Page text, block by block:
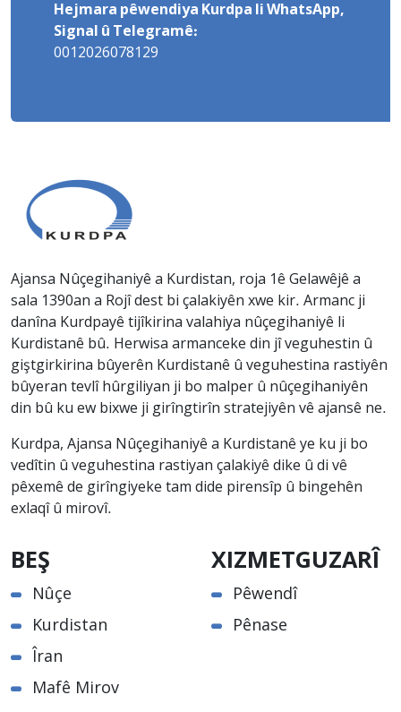
Hejmara pêwendiya Kurdpa li WhatsApp,
Signal û Telegramê:
0012026078129
Ajansa Nûçegihaniyê a Kurdistan, roja 1ê Gelawêjê a
sala 1390an a Rojî dest bi çalakiyên xwe kir. Armanc ji
danîna Kurdpayê tijîkirina valahiya nûçegihaniyê li
Kurdistanê bû. Herwisa armanceke din jî veguhestin û
giştgirkirina bûyerên Kurdistanê û veguhestina rastiyên
bûyeran tevlî hûrgiliyan ji bo malper û nûçegihaniyên
din bû ku ew bixwe ji girîngtirîn stratejiyên vê ajansê ne.
Kurdpa, Ajansa Nûçegihaniyê a Kurdistanê ye ku ji bo
vedîtin û veguhestina rastiyan çalakiyê dike û di vê
pêxemê de girîngiyeke tam dide pirensîp û bingehên
exlaqî û mirovî.
BEŞ
Nûçe
Kurdistan
Îran
Mafê Mirov
XIZMETGUZARÎ
Pêwendî
Pênase